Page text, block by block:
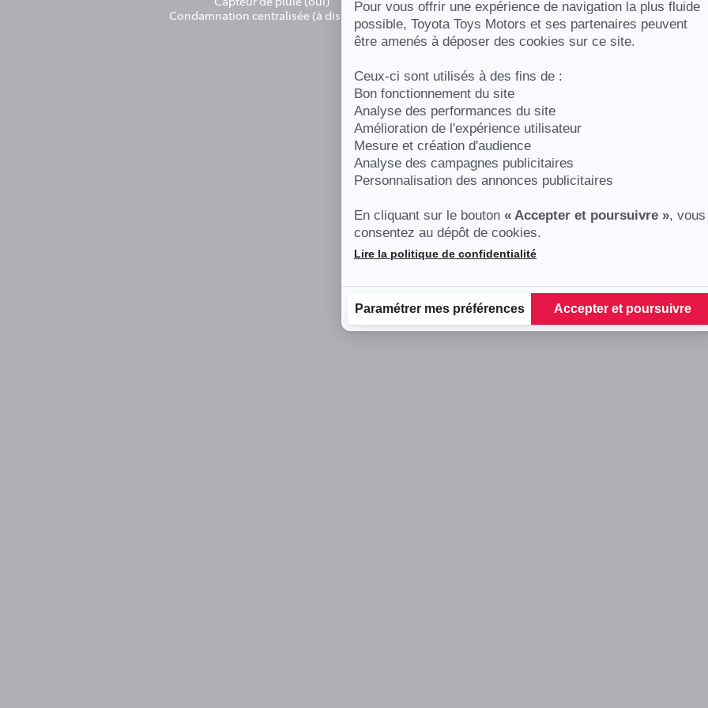
Pour vous offrir une expérience de navigation la plus fluide
possible, Toyota Toys Motors et ses partenaires peuvent
être amenés à déposer des cookies sur ce site.
Ceux-ci sont utilisés à des fins de :
Bon fonctionnement du site
Analyse des performances du site
Amélioration de l'expérience utilisateur
Mesure et création d'audience
Analyse des campagnes publicitaires
Personnalisation des annonces publicitaires
En cliquant sur le bouton « Accepter et poursuivre », vous
consentez au dépôt de cookies.
Plateforme de Gestion du Consentement : Personnalisez vos Options
Lire la politique de confidentialité
Paramétrer mes préférences Accepter et poursuivre
Condamnation centralisée (à distance)
Préparation Isofix (série)